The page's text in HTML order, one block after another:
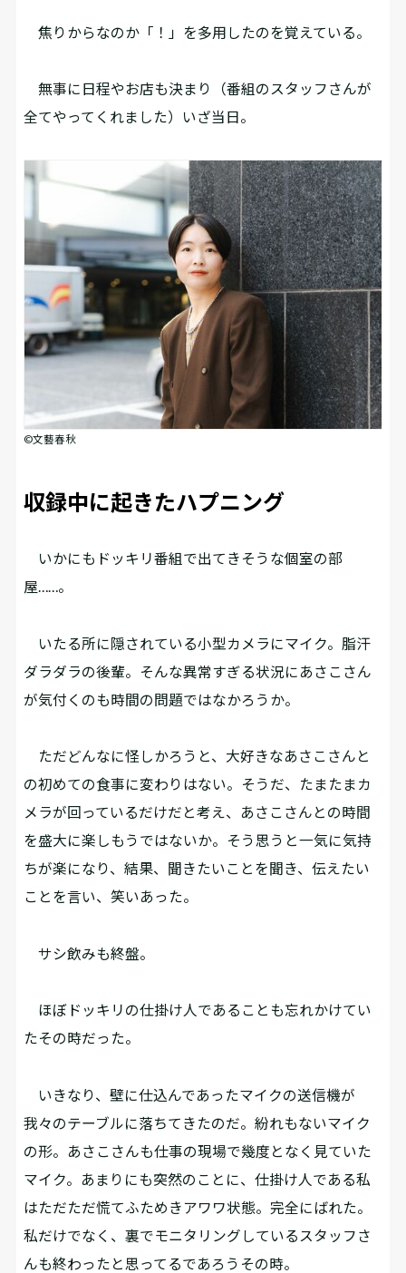
焦りからなのか「！」を多用したのを覚えている。
無事に日程やお店も決まり（番組のスタッフさんが
全てやってくれました）いざ当日。
©文藝春秋
収録中に起きたハプニング
いかにもドッキリ番組で出てきそうな個室の部
屋……。
いたる所に隠されている小型カメラにマイク。脂汗
ダラダラの後輩。そんな異常すぎる状況にあさこさん
が気付くのも時間の問題ではなかろうか。
ただどんなに怪しかろうと、大好きなあさこさんと
の初めての食事に変わりはない。そうだ、たまたまカ
メラが回っているだけだと考え、あさこさんとの時間
を盛大に楽しもうではないか。そう思うと一気に気持
ちが楽になり、結果、聞きたいことを聞き、伝えたい
ことを言い、笑いあった。
サシ飲みも終盤。
ほぼドッキリの仕掛け人であることも忘れかけてい
たその時だった。
いきなり、壁に仕込んであったマイクの送信機が
我々のテーブルに落ちてきたのだ。紛れもないマイク
の形。あさこさんも仕事の現場で幾度となく見ていた
マイク。あまりにも突然のことに、仕掛け人である私
はただただ慌てふためきアワワ状態。完全にばれた。
私だけでなく、裏でモニタリングしているスタッフさ
んも終わったと思ってるであろうその時。